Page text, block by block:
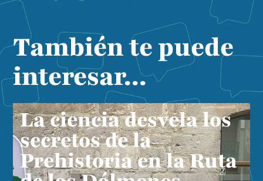
También te puede
interesar...
La ciencia desvela los
secretos de la
Prehistoria en la Ruta